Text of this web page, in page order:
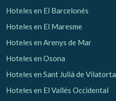
Hoteles en El Barcelonés
Hoteles en El Maresme
Hoteles en Arenys de Mar
Hoteles en Osona
Hoteles en Sant Julià de Vilatorta
Hoteles en El Vallés Occidental